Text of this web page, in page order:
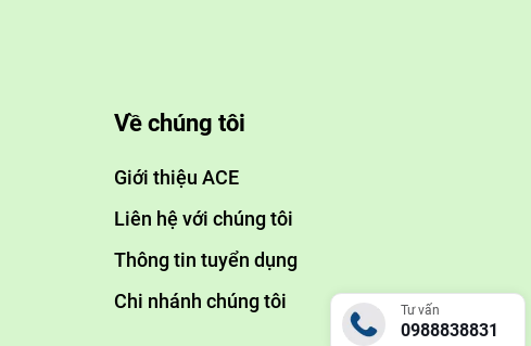
Về chúng tôi
Giới thiệu ACE
Liên hệ với chúng tôi
Thông tin tuyển dụng
Chi nhánh chúng tôi
Tư vấn
0988838831